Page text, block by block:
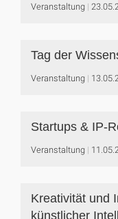
Veranstaltung
Tag der
Veranstaltung
Startups & IP-
Veranstaltung
Kreativität und
künstlicher